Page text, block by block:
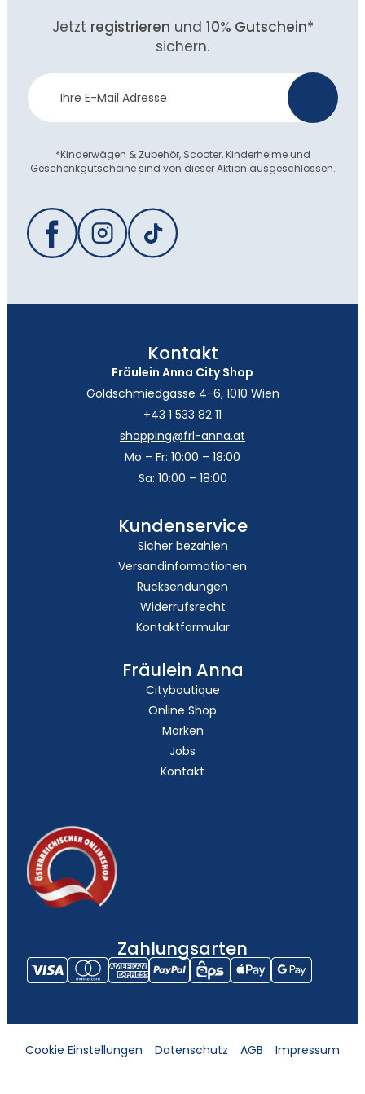
Jetzt registrieren und 10% Gutschein*
sichern.
Newsletter
Anmeldung
*Kinderwägen & Zubehör, Scooter, Kinderhelme und
Geschenkgutscheine sind von dieser Aktion ausgeschlossen.
Kontakt
Fräulein Anna City Shop
Goldschmiedgasse 4-6, 1010 Wien
+43 1 533 82 11
shopping@frl-anna.at
Mo – Fr: 10:00 – 18:00
Sa: 10:00 – 18:00
Kundenservice
Sicher bezahlen
Versandinformationen
Rücksendungen
Widerrufsrecht
Kontaktformular
Fräulein Anna
Cityboutique
Online Shop
Marken
Jobs
Kontakt
Zahlungsarten
Cookie Einstellungen Datenschutz AGB Impressum